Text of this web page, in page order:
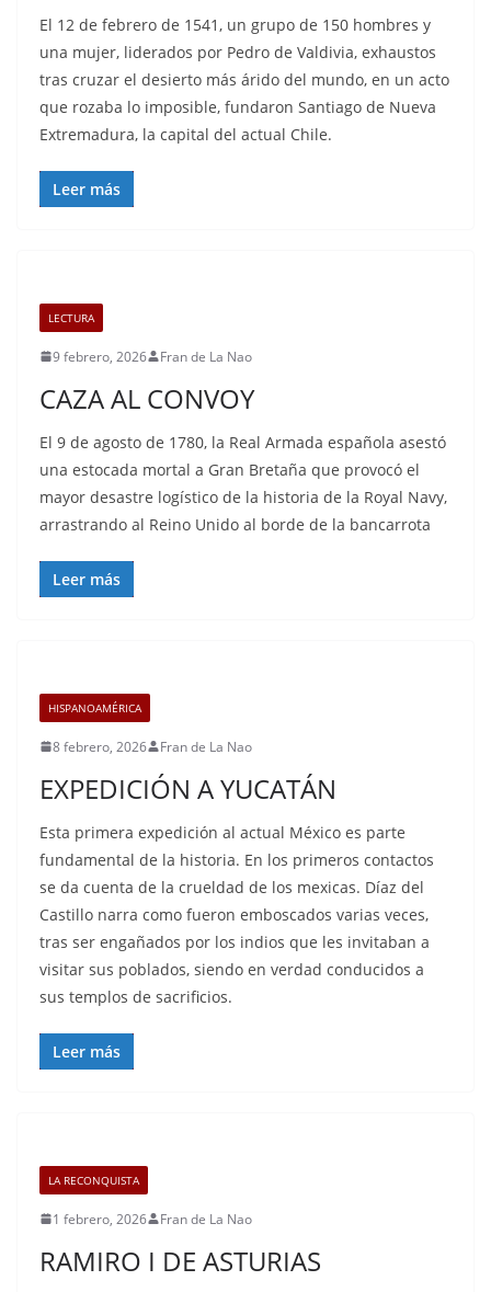
El 12 de febrero de 1541, un grupo de 150 hombres y
una mujer, liderados por Pedro de Valdivia, exhaustos
tras cruzar el desierto más árido del mundo, en un acto
que rozaba lo imposible, fundaron Santiago de Nueva
Extremadura, la capital del actual Chile.
Leer más
LECTURA
9 febrero, 2026 Fran de La Nao
CAZA AL CONVOY
El 9 de agosto de 1780, la Real Armada española asestó
una estocada mortal a Gran Bretaña que provocó el
mayor desastre logístico de la historia de la Royal Navy,
arrastrando al Reino Unido al borde de la bancarrota
Leer más
HISPANOAMÉRICA
8 febrero, 2026 Fran de La Nao
EXPEDICIÓN A YUCATÁN
Esta primera expedición al actual México es parte
fundamental de la historia. En los primeros contactos
se da cuenta de la crueldad de los mexicas. Díaz del
Castillo narra como fueron emboscados varias veces,
tras ser engañados por los indios que les invitaban a
visitar sus poblados, siendo en verdad conducidos a
sus templos de sacrificios.
Leer más
LA RECONQUISTA
1 febrero, 2026 Fran de La Nao
RAMIRO I DE ASTURIAS